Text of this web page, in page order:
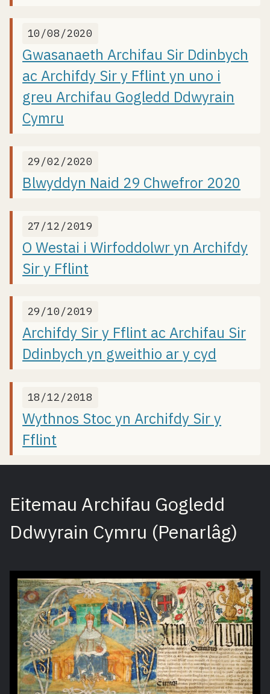
10/08/2020
Gwasanaeth Archifau Sir Ddinbych
ac Archifdy Sir y Fflint yn uno i
greu Archifau Gogledd Ddwyrain
Cymru
29/02/2020
Blwyddyn Naid 29 Chwefror 2020
27/12/2019
O Westai i Wirfoddolwr yn Archifdy
Sir y Fflint
29/10/2019
Archifdy Sir y Fflint ac Archifau Sir
Ddinbych yn gweithio ar y cyd
18/12/2018
Wythnos Stoc yn Archifdy Sir y
Fflint
Eitemau Archifau Gogledd
Ddwyrain Cymru (Penarlâg)